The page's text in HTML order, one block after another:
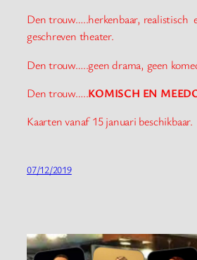
Den trouw…..herkenbaar, realistisch
geschreven theater.
Den trouw…..geen drama, geen
Den trouw…..KOMISCH EN
Kaarten vanaf 15 januari beschikbaar.
07/12/2019